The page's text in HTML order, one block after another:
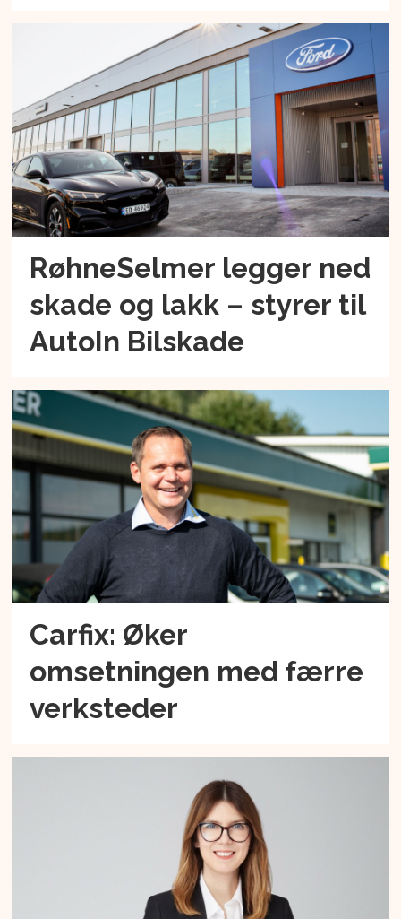
RøhneSelmer legger ned
skade og lakk – styrer til
AutoIn Bilskade
Carfix: Øker
omsetningen med færre
verksteder